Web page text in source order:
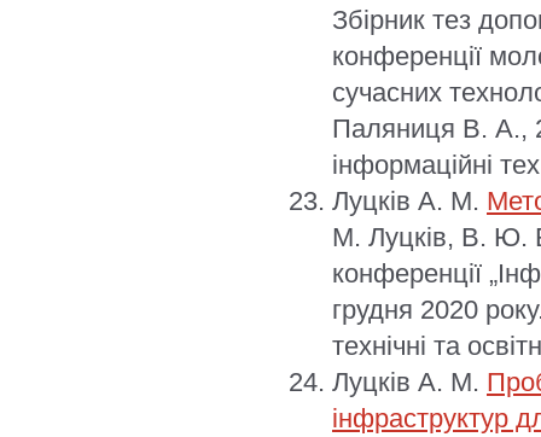
Збірник тез
конференції
сучасних
Паляниця В.
інформаційні
Луцків А. М.
М. Луцків, В. Ю.
конференції
грудня 2020
технічні та
Луцків А. М.
інфраструктур